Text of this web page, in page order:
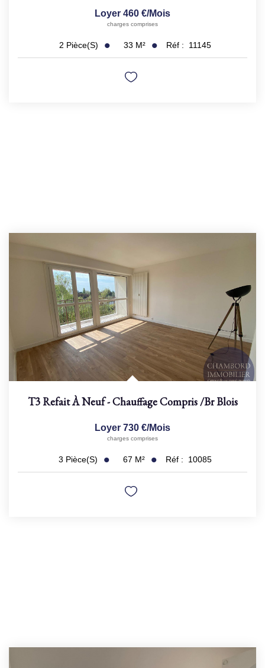
Loyer 460 €/mois
charges comprises
2 Pièce(s) 33 M² Réf : 11145
T3 Refait À Neuf - Chauffage Compris/brBlois
Loyer 730 €/mois
charges comprises
3 Pièce(s) 67 M² Réf : 10085